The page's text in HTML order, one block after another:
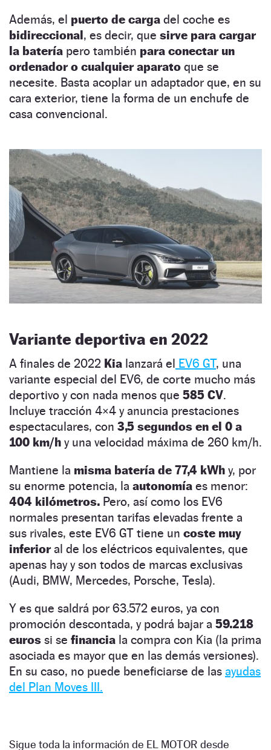
Además, el puerto de carga del coche es
bidireccional, es decir, que sirve para cargar
la batería pero también para conectar un
ordenador o cualquier aparato que se
necesite. Basta acoplar un adaptador que, en su
cara exterior, tiene la forma de un enchufe de
casa convencional.
Variante deportiva en 2022
A finales de 2022 Kia lanzará el EV6 GT, una
variante especial del EV6, de corte mucho más
deportivo y con nada menos que 585 CV.
Incluye tracción 4×4 y anuncia prestaciones
espectaculares, con 3,5 segundos en el 0 a
100 km/h y una velocidad máxima de 260 km/h.
Mantiene la misma batería de 77,4 kWh y, por
su enorme potencia, la autonomía es menor:
404 kilómetros. Pero, así como los EV6
normales presentan tarifas elevadas frente a
sus rivales, este EV6 GT tiene un coste muy
inferioral de los eléctricos equivalentes, que
apenas hay y son todos de marcas exclusivas
(Audi, BMW, Mercedes, Porsche, Tesla).
Y es que saldrá por 63.572 euros, ya con
promoción descontada, y podrá bajar a 59.218
euros si se financia la compra con Kia (la prima
asociada es mayor que en las demás versiones).
En su caso, no puede beneficiarse de las ayudas
del Plan Moves III.
Sigue toda la información de EL MOTOR desde